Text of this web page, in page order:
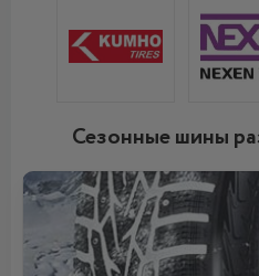
Сезонные шины